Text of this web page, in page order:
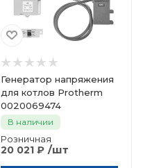
Генератор напряжения
для котлов Protherm
0020069474
В наличии
Розничная
20 021₽ /шт